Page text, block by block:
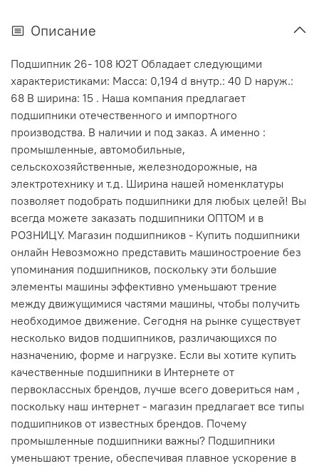
Описание
Подшипник 26- 108 Ю2Т Обладает следующими
характеристиками: Масса: 0,194 d внутр.: 40 D наруж.:
68 В ширина: 15 . Наша компания предлагает
подшипники отечественного и импортного
производства. В наличии и под заказ. А именно :
промышленные, автомобильные,
сельскохозяйственные, железнодорожные, на
электротехнику и т.д. Ширина нашей номенклатуры
позволяет подобрать подшипники для любых целей! Вы
всегда можете заказать подшипники ОПТОМ и в
РОЗНИЦУ. Магазин подшипников - Купить подшипники
онлайн Невозможно представить машиностроение без
упоминания подшипников, поскольку эти большие
элементы машины эффективно уменьшают трение
между движущимися частями машины, чтобы получить
необходимое движение. Сегодня на рынке существует
несколько видов подшипников, различающихся по
назначению, форме и нагрузке. Если вы хотите купить
качественные подшипники в Интернете от
первоклассных брендов, лучше всего довериться нам ,
поскольку наш интернет - магазин предлагает все типы
подшипников от известных брендов. Почему
промышленные подшипники важны? Подшипники
уменьшают трение, обеспечивая плавное ускорение в